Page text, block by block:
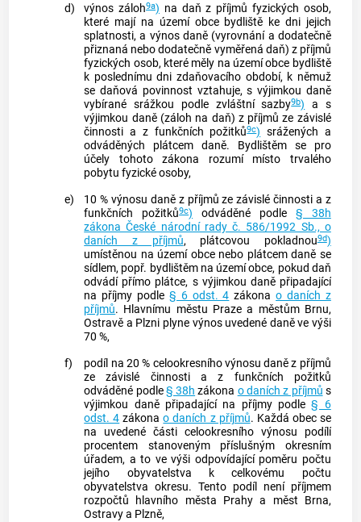
d)
výnos záloh9a) na daň z příjmů fyzických osob,
které mají na území obce bydliště ke dni jejich
splatnosti, a výnos daně (vyrovnání a dodatečně
přiznaná nebo dodatečně vyměřená daň) z příjmů
fyzických osob, které měly na území obce bydliště
k poslednímu dni zdaňovacího období, k němuž
se daňová povinnost vztahuje, s výjimkou daně
vybírané srážkou podle zvláštní sazby9b) a s
výjimkou daně (záloh na daň) z příjmů ze závislé
činnosti a z funkčních požitků9c) srážených a
odváděných plátcem daně. Bydlištěmse pro
účely tohoto zákona rozumí místo trvalého
pobytu fyzické osoby,
e)
10 % výnosu daně z příjmů ze závislé činnosti a z
funkčních požitků9c) odváděné podle § 38h
zákona České národní rady č. 586/1992 Sb., o
daních z příjmů, plátcovou pokladnou9d)
umístěnou na území obce nebo plátcem daně se
sídlem, popř. bydlištěmna území obce, pokud daň
odvádí přímo plátce, s výjimkou daně připadající
na příjmy podle § 6 odst. 4 zákonao daních z
příjmů. Hlavnímu městu Praze a městům Brnu,
Ostravě a Plzni plyne výnos uvedené daně ve výši
70 %,
f)
podíl na 20 % celookresního výnosu daně z příjmů
ze závislé činnosti a z funkčních požitků
odváděné podle§ 38h zákona o daních z příjmů s
výjimkou daně připadající na příjmy podle§ 6
odst. 4 zákonao daních z příjmů. Každá obec se
na uvedené části celookresního výnosu podílí
procentem stanoveným příslušným okresním
úřadem, a to ve výši odpovídající poměru počtu
jejího obyvatelstva k celkovému počtu
obyvatelstva okresu. Tento podíl není příjmem
rozpočtů hlavního města Prahy a měst Brna,
Ostravy a Plzně,